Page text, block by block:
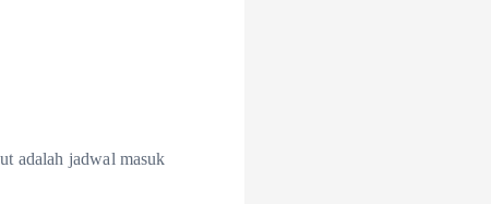
adalah jadwal masuk